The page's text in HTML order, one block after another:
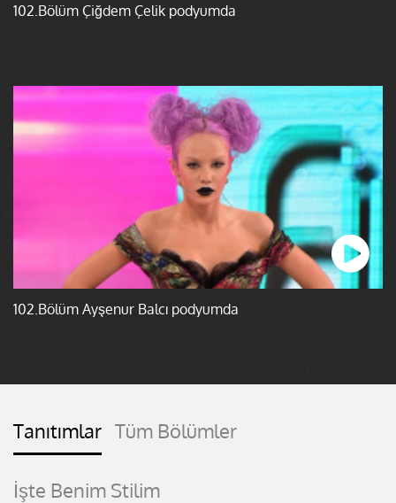
102.Bölüm Çiğdem Çelik podyumda
102.Bölüm Ayşenur Balcı podyumda
Tanıtımlar Tüm Bölümler
İşte Benim Stilim